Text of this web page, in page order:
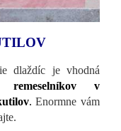
dlaždíc je vhodná
remeselníkov v
. Enormne vám